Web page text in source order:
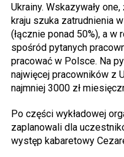
Ukrainy. Wskazywały
kraju szuka zatrudnienia
(łącznie ponad 50%), a w
spośród pytanych
pracować w Polsce. Na
najwięcej pracowników z
najmniej 3000 zł
Po części wykładowej
zaplanowali dla
występ kabaretowy